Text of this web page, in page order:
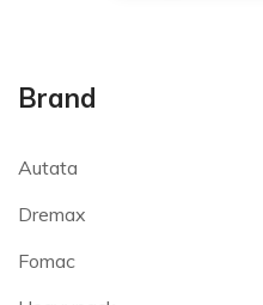
Brand
Autata
Dremax
Fomac